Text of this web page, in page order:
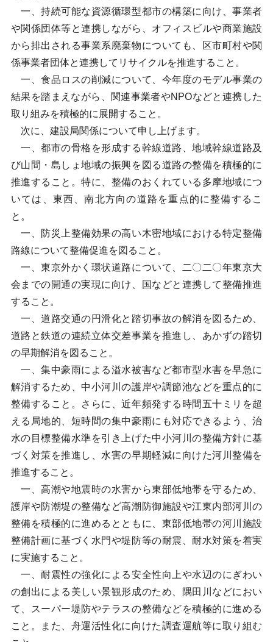
一、持続可能な資源循環型都市の構築に向け、事業者
や関係団体等と連携しながら、オフィスビルや商業施設
から排出される事業系廃棄物についても、区市町村や関
係事業者団体と連携してリサイクルを推進すること。
一、食品ロスの削減について、今年度のモデル事業の
結果を踏まえながら、関連事業者やNPOなどと連携した
取り組みを積極的に展開すること。
次に、建設局関係について申し上げます。
一、都市の骨格を形成する幹線道路、地域幹線道路及
び山間・島しょ地域の振興を図る道路の整備を積極的に
推進すること。特に、整備のおくれている多摩地域につ
いては、東西、南北方向の道路を重点的に整備するこ
と。
一、防災上整備効果の高い木密地域における特定整備
路線について整備促進を図ること。
一、東京外かく環状道路について、二〇二〇年東京大
会までの開通の実現に向け、国などと連携して整備推進
すること。
一、道路交通の円滑化と踏切事故の解消を図るため、
道路と鉄道の連続立体交差事業を推進し、あかずの踏切
の早期解消を図ること。
一、集中豪雨による溢水被害など都市型水害を早急に
解消するため、中小河川の護岸や調節池などを重点的に
整備すること。さらに、近年頻発する時間五十ミリを超
える局地的、短時間の集中豪雨にも対応できるよう、治
水の目標整備水準を引き上げた中小河川の整備方針に基
づく対策を推進し、水害の早期軽減に向けた河川整備を
推進すること。
一、高潮や地震時の水害から東部低地帯を守るため、
護岸や防潮堤の整備など高潮防御施設や江東内部河川の
整備を積極的に進めるとともに、東部低地帯の河川施設
整備計画に基づく水門や堤防等の耐震、耐水対策を着実
に実施すること。
一、耐震性の強化による安全性向上や水辺のにぎわい
の創出による美しい景観形成のため、隅田川などにおい
て、スーパー堤防やテラスの整備などを積極的に進める
こと。また、舟運活性化に向けた調査運航等に取り組む